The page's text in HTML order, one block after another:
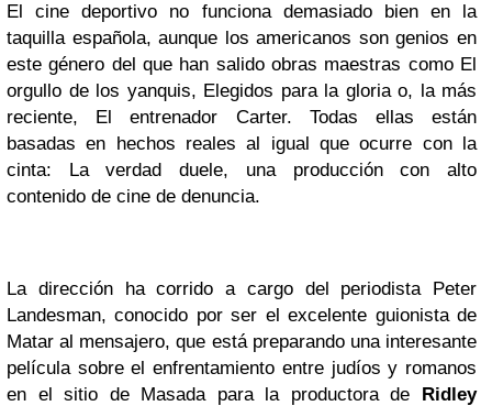
El cine deportivo no funciona demasiado bien en la
taquilla española, aunque los americanos son genios en
este género del que han salido obras maestras como El
orgullo de los yanquis, Elegidos para la gloria o, la más
reciente, El entrenador Carter. Todas ellas están
basadas en hechos reales al igual que ocurre con la
cinta: La verdad duele, una producción con alto
contenido de cine de denuncia.
La dirección ha corrido a cargo del periodista Peter
Landesman, conocido por ser el excelente guionista de
Matar al mensajero, que está preparando una interesante
película sobre el enfrentamiento entre judíos y romanos
en el sitio de Masada para la productora de Ridley